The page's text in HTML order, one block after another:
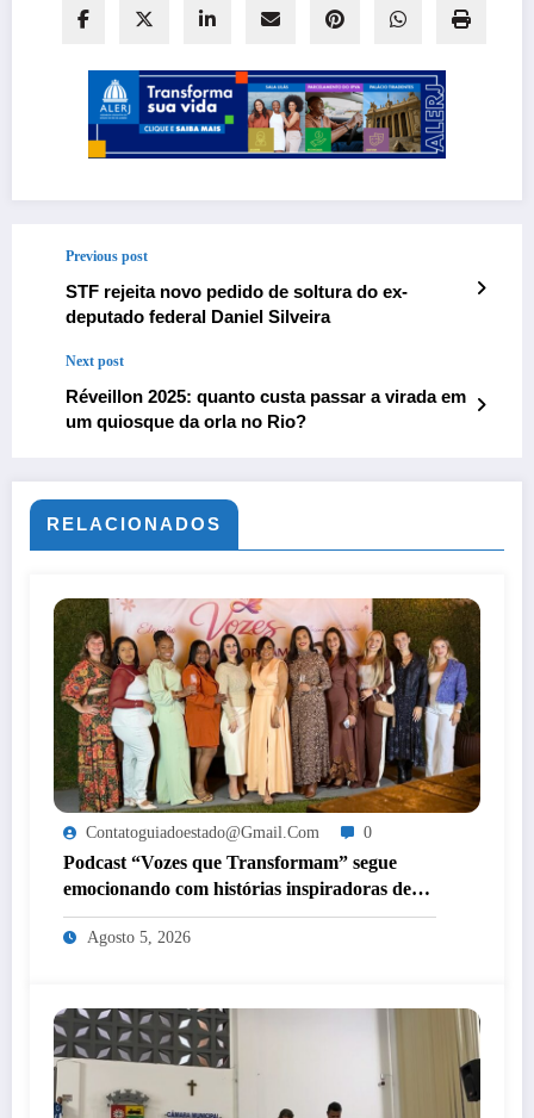
Previous post
STF rejeita novo pedido de soltura do ex-
deputado federal Daniel Silveira
Next post
Réveillon 2025: quanto custa passar a virada em
um quiosque da orla no Rio?
RELACIONADOS
Contatoguiadoestado@gmail.com 0
Podcast “Vozes que Transformam” segue
emocionando com histórias inspiradoras de
mulheres de Itaperuna
Agosto 5, 2026